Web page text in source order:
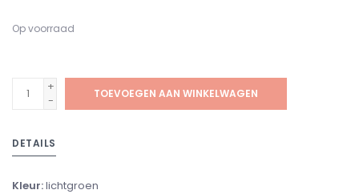
Op voorraad
+
-
TOEVOEGEN AAN WINKELWAGEN
DETAILS
Kleur:lichtgroen